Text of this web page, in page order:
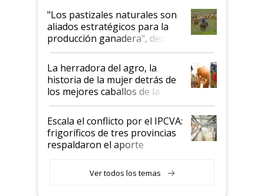
oportunidades que se abren
para el agro en Argentina, con
foco en la carne
"Los pastizales naturales son
aliados estratégicos para la
producción ganadera", destaca
la iniciativa que ya reúne a 46
establecimientos en Argentina
La herradora del agro, la
historia de la mujer detrás de
los mejores caballos de la
Argentina y los mitos que
todavía hacen sufrir a estos
animales: "Mientras me
descalificaban, yo seguí
haciendo currículum"
Escala el conflicto por el IPCVA:
frigoríficos de tres provincias
respaldaron el aporte
Ver todos los temas